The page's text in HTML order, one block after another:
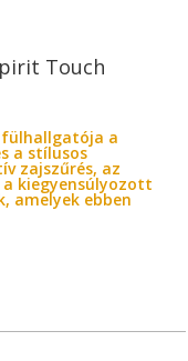
Touch
fülhallgatója a
a stílusos
zajszűrés, az
kiegyensúlyozott
amelyek ebben